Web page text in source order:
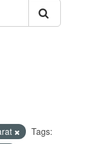
Tags: